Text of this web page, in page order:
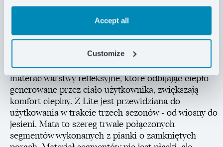
Accept all
Customize
odkształcenia. Zastosowana technologia
ThermaCapture zwiększa komfort cieplny. Dzięki
pokryciu folią odbijającą ciepło maty w kolorach
żółtym i niebieskim mają wyższy współczynnik
izolacyjności niż wersja Z Lite w kolorze Coyote.
Technologia ThermaCapture to wbudowane w
materac warstwy refleksyjne, które odbijając ciepło
generowane przez ciało użytkownika, zwiększają
komfort cieplny. Z Lite jest przewidziana do
użytkowania w trakcie trzech sezonów - od wiosny do
jesieni. Mata to szereg trwale połączonych
segmentów wykonanych z pianki o zamkniętych